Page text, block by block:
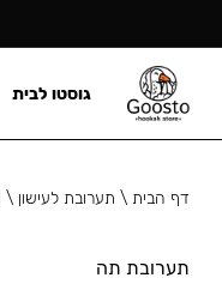
דף הבית\ תערובת לעישון \
תערובת תה
גוסטו לבית